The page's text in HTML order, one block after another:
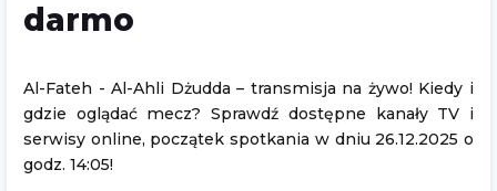
darmo
Al-Fateh - Al-Ahli Dżudda – transmisja na żywo! Kiedy i
gdzie oglądać mecz? Sprawdź dostępne kanały TV i
serwisy online, początek spotkania w dniu 26.12.2025 o
godz. 14:05!